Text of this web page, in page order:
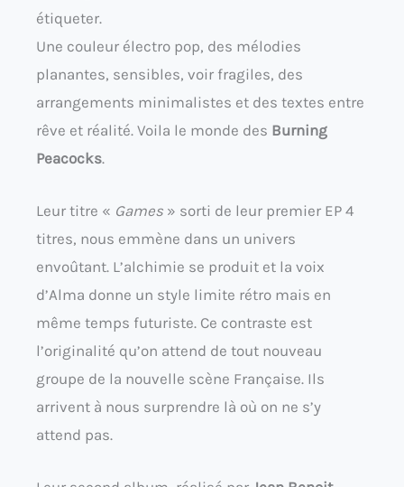
étiqueter.
Une couleur électro pop, des mélodies
planantes, sensibles, voir fragiles, des
arrangements minimalistes et des textes entre
rêve et réalité. Voila le monde des Burning
Peacocks.
Leur titre « Games » sorti de leur premier EP 4
titres, nous emmène dans un univers
envoûtant. L’alchimie se produit et la voix
d’Alma donne un style limite rétro mais en
même temps futuriste. Ce contraste est
l’originalité qu’on attend de tout nouveau
groupe de la nouvelle scène Française. Ils
arrivent à nous surprendre là où on ne s’y
attend pas.